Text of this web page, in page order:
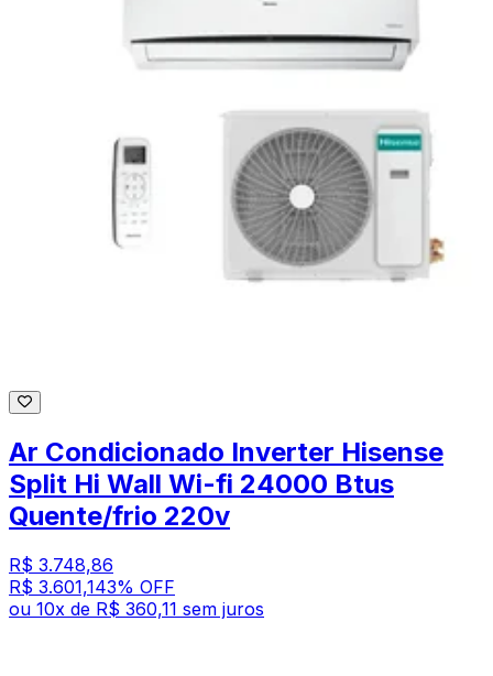
Ar Condicionado Inverter Hisense
Split Hi Wall Wi-fi 24000 Btus
Quente/frio 220v
R$ 3.748,86
R$ 3.601,143% OFF
ou 10x de R$ 360,11 sem juros